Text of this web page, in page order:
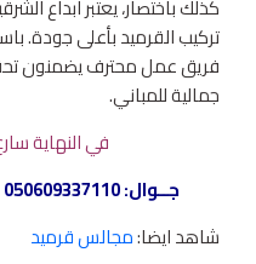
كذلك باختصار، يعتبر ابداع
تركيب القرميد بأعلى جودة.
فريق عمل محترف يضمنون
جمالية للمباني.
في النهاية
جــوال:050609337110
شاهد ايضا:مجالس قرميد